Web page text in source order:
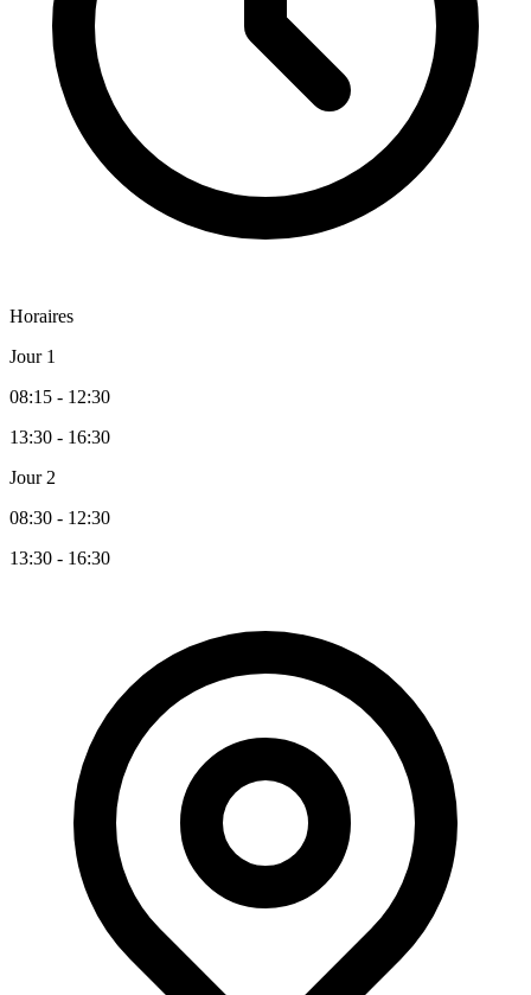
Horaires
Jour 1
08:15 - 12:30
13:30 - 16:30
Jour 2
08:30 - 12:30
13:30 - 16:30